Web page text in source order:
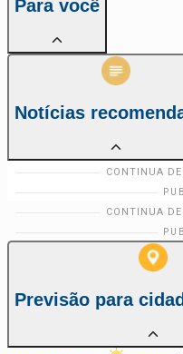
Para você
Notícias
Previsão para